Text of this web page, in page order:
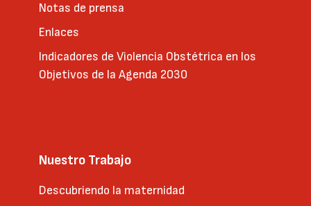
Notas de prensa
Enlaces
Indicadores de Violencia Obstétrica en los
Objetivos de la Agenda 2030
Nuestro Trabajo
Descubriendo la maternidad